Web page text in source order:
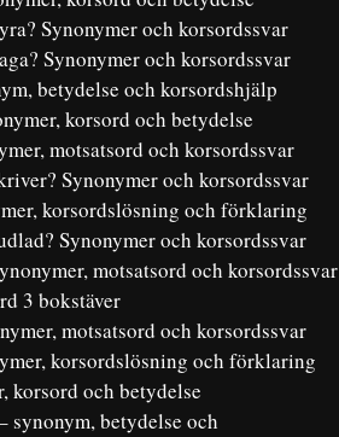
Synonymer och korsordssvar
Synonymer och korsordssvar
betydelse och korsordshjälp
korsord och betydelse
motsatsord och korsordssvar
Synonymer och korsordssvar
korsordslösning och förklaring
Synonymer och korsordssvar
motsatsord och korsordssvar
3 bokstäver
motsatsord och korsordssvar
korsordslösning och förklaring
korsord och betydelse
synonym, betydelse och